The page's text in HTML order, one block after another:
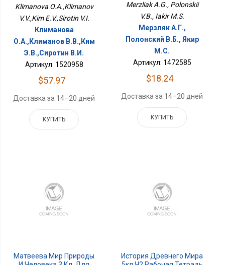
Klimanova O.A.,Klimanov
V.V.,Kim E.V.,Sirotin V.I.
Климанова
О.А.,Климанов В.В.,Ким
Э.В.,Сиротин В.И.
Артикул: 1520958
$57.97
Доставка за 14–20 дней
КУПИТЬ
Merzliak A.G., Polonskii
V.B., Iakir M.S.
Мерзляк А.Г.,
Полонский В.Б., Якир
М.С.
Артикул: 1472585
$18.24
Доставка за 14–20 дней
КУПИТЬ
Матвеева Мир Природы
История Древнего Мира